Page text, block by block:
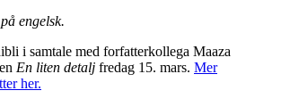
engelsk.
i samtale med forfatterkollega Maaza
En liten detalj fredag 15. mars. Mer
her.